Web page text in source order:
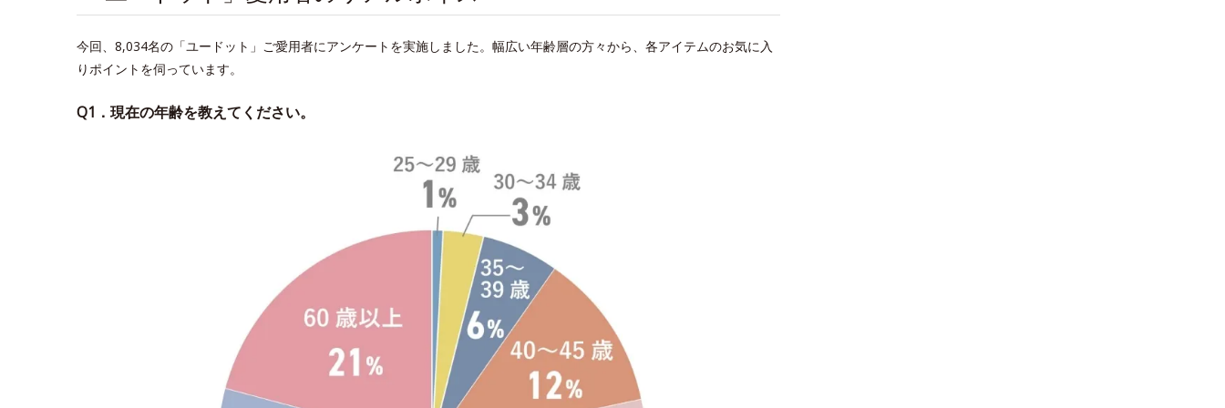
今回、8,034名の「ユードット」ご愛用者にアンケートを実施しました。幅広い年齢層の方々から、各アイテムのお気に入
りポイントを伺っています。
Q1．現在の年齢を教えてください。